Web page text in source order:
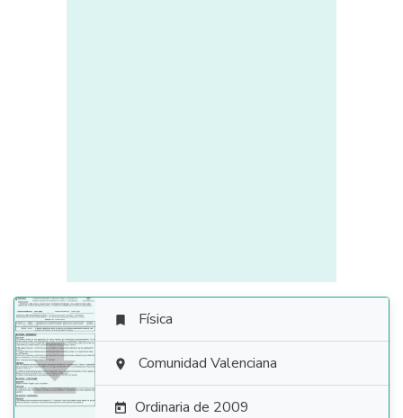

 Física
 Comunidad Valenciana
 Ordinaria de 2009